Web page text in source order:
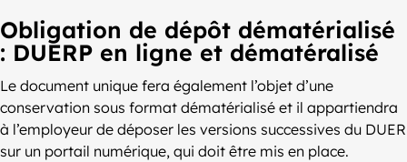
Obligation de dépôt dématérialisé
: DUERP en ligne et dématéralisé
Le document unique fera également l’objet d’une
conservation sous format dématérialisé et il appartiendra
à l’employeur de déposer les versions successives du DUER
sur un portail numérique, qui doit être mis en place.